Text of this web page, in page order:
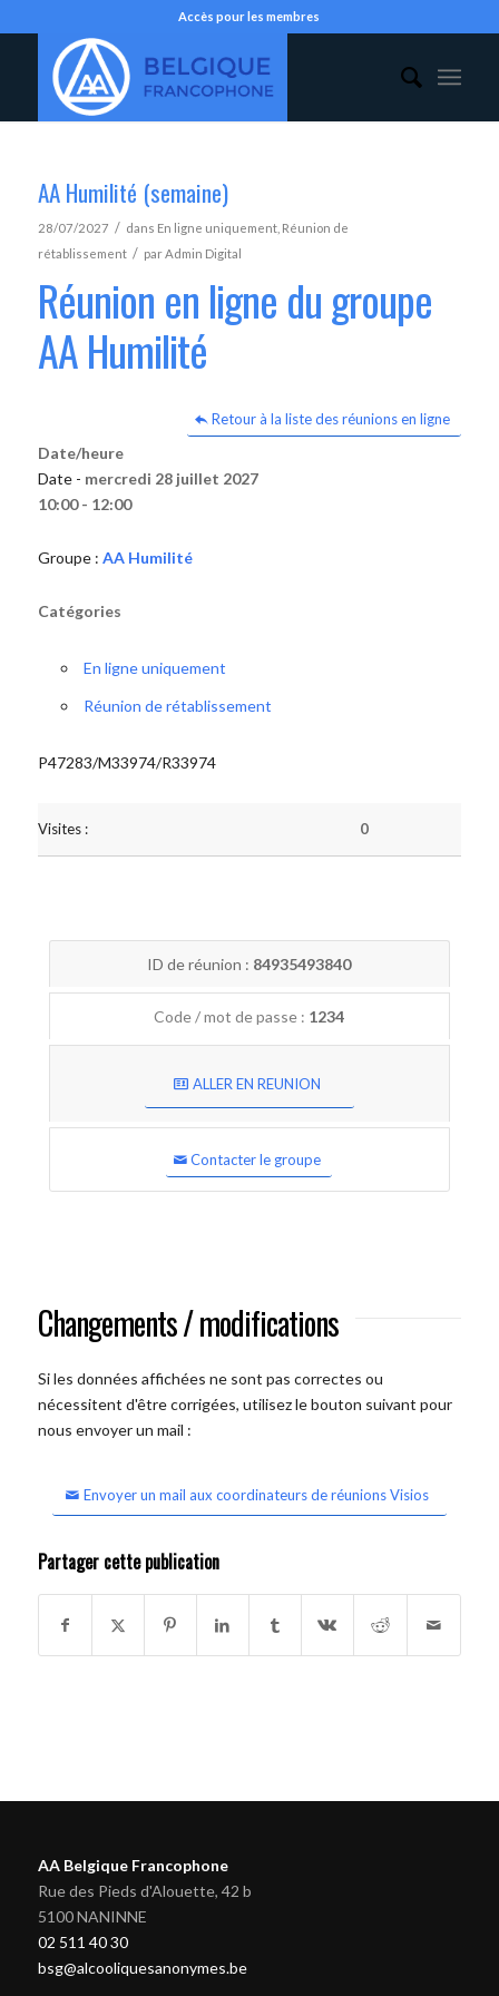
Accès pour les membres
AA Humilité (semaine)
28/07/2027 / dans En ligne uniquement, Réunion de
rétablissement / parAdmin Digital
Réunion en ligne du groupe
AA Humilité
Retour à la liste des réunions en ligne
Date/heure
Date - mercredi 28 juillet 2027
10:00 - 12:00
Groupe : AA Humilité
Catégories
En ligne uniquement
Réunion de rétablissement
P47283/M33974/R33974
Visites : 0
ID de réunion : 84935493840
Code / mot de passe : 1234
ALLER EN REUNION
Contacter le groupe
Changements / modifications
Si les données affichées ne sont pas correctes ou
nécessitent d'être corrigées, utilisez le bouton suivant pour
nous envoyer un mail :
Envoyer un mail aux coordinateurs de réunions Visios
Partager cette publication
AA Belgique Francophone
Rue des Pieds d'Alouette, 42 b
5100 NANINNE
02 511 40 30
bsg@alcooliquesanonymes.be